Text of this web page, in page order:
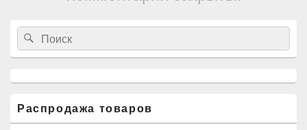
Область
основной
боковой
панели
Search
for:
Search
Распродажа товаров